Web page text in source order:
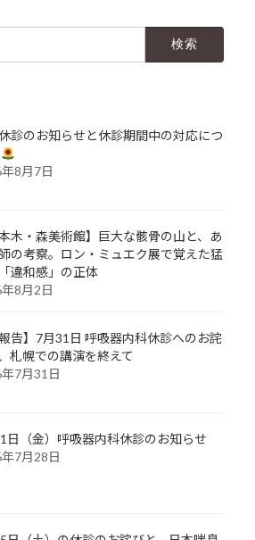
診のお知らせと休診期間中の対応につ
8月7日
本木・森美術館】巨大な骸骨の山と、あ
の考察。ロン・ミュエク展で覚えた猛
違和感」の正体
8月2日
報告】7月31日 呼吸器内科休診へのお詫
札幌での講演を終えて
7月31日
日（金）呼吸器内科休診のお知らせ
7月28日